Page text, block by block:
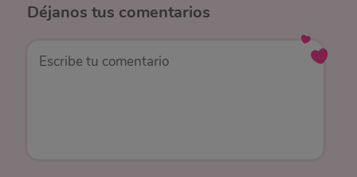
Déjanos tus comentarios